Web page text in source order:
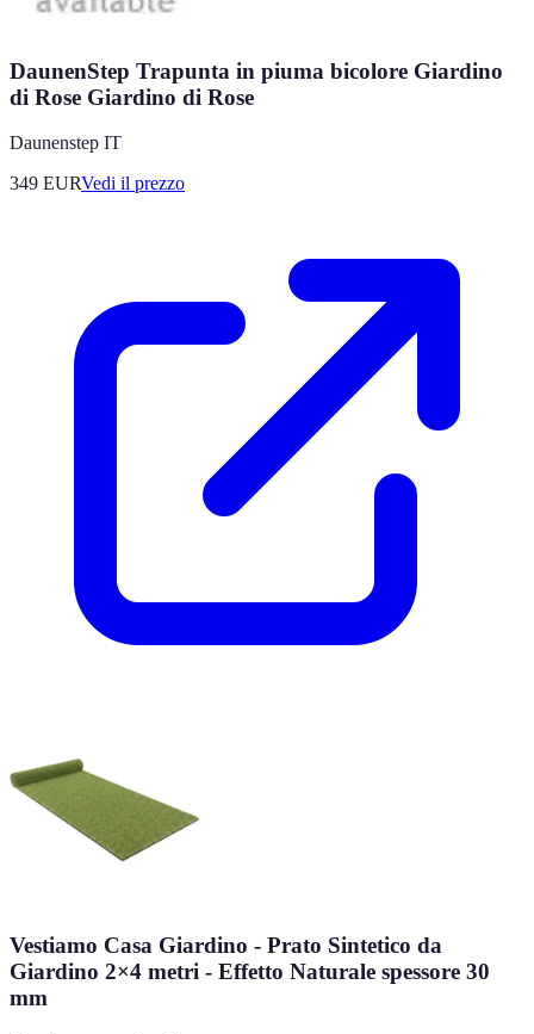
DaunenStep Trapunta in piuma bicolore Giardino
di Rose Giardino di Rose
Daunenstep IT
349 EURVedi il prezzo
Vestiamo Casa Giardino - Prato Sintetico da
Giardino 2×4 metri - Effetto Naturale spessore 30
mm